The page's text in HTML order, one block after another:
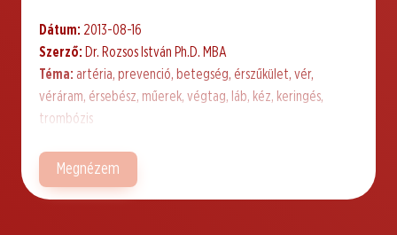
Dátum: 2013-08-16
Szerző: Dr. Rozsos István Ph.D. MBA
Téma: artéria, prevenció, betegség, érszűkület, vér,
véráram, érsebész, műerek, végtag, láb, kéz, keringés,
trombózis
Megnézem